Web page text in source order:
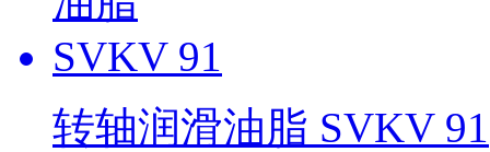
转轴润滑油脂 SVKV 91